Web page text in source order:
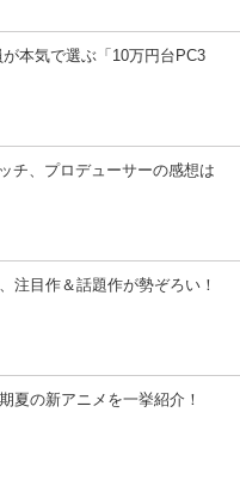
本気で選ぶ「10万円台PC3
チ、プロデューサーの感想は
注目作＆話題作が勢ぞろい！
夏の新アニメを一挙紹介！